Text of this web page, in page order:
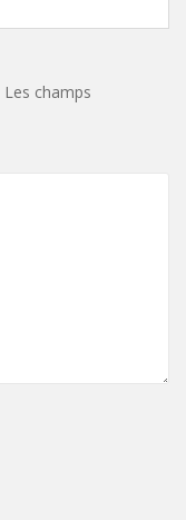
Les champs